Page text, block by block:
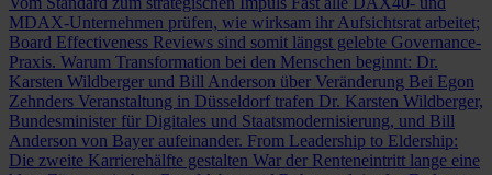
MDAX-Unternehmen prüfen, wie wirksam ihr Aufsichtsrat arbeitet;
Board Effectiveness Reviews sind somit längst gelebte Governance-
Praxis. Warum Transformation bei den Menschen beginnt: Dr.
Karsten Wildberger und Bill Anderson über Veränderung Bei Egon
Zehnders Veranstaltung in Düsseldorf trafen Dr. Karsten Wildberger,
Bundesminister für Digitales und Staatsmodernisierung, und Bill
Anderson von Bayer aufeinander. From Leadership to Eldership:
Die zweite Karrierehälfte gestalten War der Renteneintritt lange eine